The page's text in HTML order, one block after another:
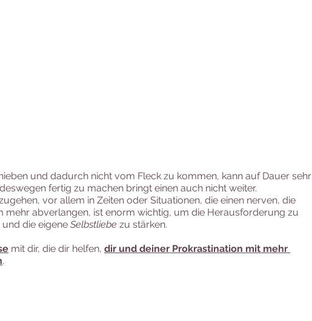
und dadurch nicht vom Fleck zu kommen, kann auf Dauer sehr
fertig zu machen bringt einen auch nicht weiter.
vor allem in Zeiten oder Situationen, die einen nerven, die
mehr abverlangen, ist enorm wichtig, um die Herausforderung zu
die eigene Selbstliebe zu stärken.
mit dir, die dir helfen, dir und deiner Prokrastination mit mehr
.